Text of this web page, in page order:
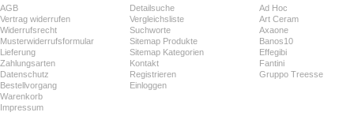
AGB
Vertrag widerrufen
Widerrufsrecht
Musterwiderrufsformular
Lieferung
Zahlungsarten
Datenschutz
Bestellvorgang
Warenkorb
Impressum
Detailsuche
Vergleichsliste
Suchworte
Sitemap Produkte
Sitemap Kategorien
Kontakt
Registrieren
Einloggen
Ad Hoc
Art Ceram
Axaone
Banos10
Effegibi
Fantini
Gruppo Treesse